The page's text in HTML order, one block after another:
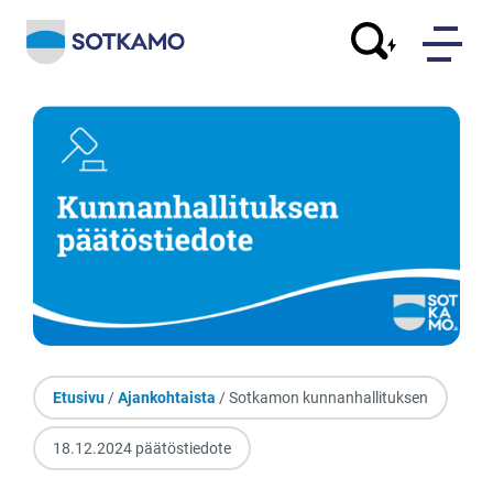
Etusivu /Ajankohtaista / Sotkamon kunnanhallituksen
18.12.2024 päätöstiedote